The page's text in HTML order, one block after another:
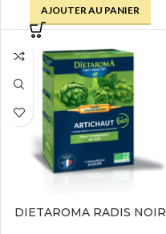
AJOUTER AU PANIER
DIETAROMA RADIS NOIR